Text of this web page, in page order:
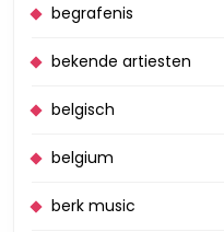
begrafenis
bekende artiesten
belgisch
belgium
berk music